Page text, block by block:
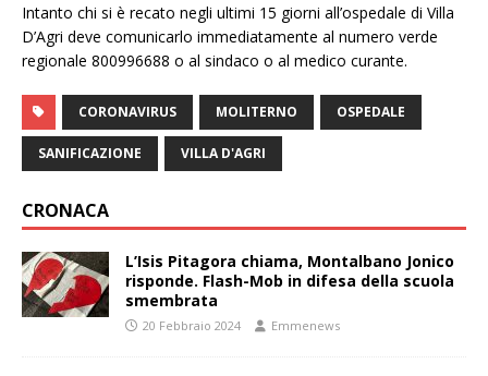
Intanto chi si è recato negli ultimi 15 giorni all’ospedale di Villa
D’Agri deve comunicarlo immediatamente al numero verde
regionale 800996688 o al sindaco o al medico curante.
CORONAVIRUS MOLITERNO OSPEDALE
SANIFICAZIONE VILLA D'AGRI
CRONACA
L’Isis Pitagora chiama, Montalbano Jonico
risponde. Flash-Mob in difesa della scuola
smembrata
20 Febbraio 2024 Emmenews